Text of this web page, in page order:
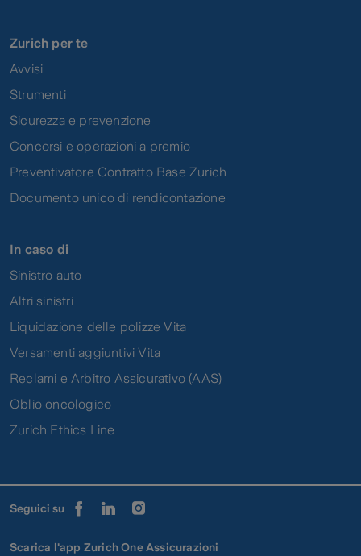
Zurich per te
Avvisi
Strumenti
Sicurezza e prevenzione
Concorsi e operazioni a premio
Preventivatore Contratto Base Zurich
Documento unico di rendicontazione
In caso di
Sinistro auto
Altri sinistri
Liquidazione delle polizze Vita
Versamenti aggiuntivi Vita
Reclami e Arbitro Assicurativo (AAS)
Oblio oncologico
Zurich Ethics Line
Seguici su
Scarica l'app Zurich One Assicurazioni